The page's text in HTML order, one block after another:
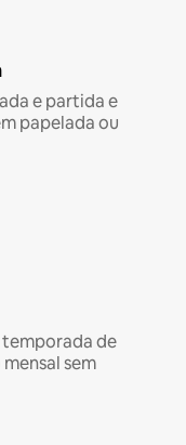
e partida e
papelada ou
temporada de
sem